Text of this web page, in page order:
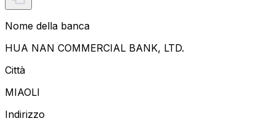
Nome della banca
HUA NAN COMMERCIAL BANK, LTD.
Città
MIAOLI
Indirizzo